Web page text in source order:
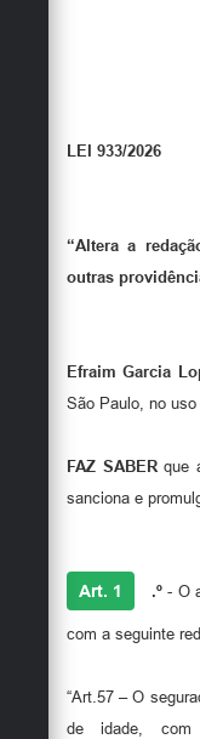
LEI 933/2026
“Altera a
outras
Efraim Garcia
São Paulo, no
FAZ SABERque
sanciona e
Art. 1 .º - O
com a seguinte
“Art.57 – O
de idade, com